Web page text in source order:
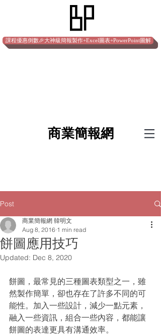
課程優惠倒數🎉大神級簡報製作+Excel圖表+PowerPoint圖解
​商業簡報網
Post
餅圖應用技巧
商業簡報網 韓明文
Aug 8, 2016 1 min read
Updated: Dec 8, 2020
餅圖，最常見的三種圖表類型之一，雖
然製作簡單，卻也存在了許多不同的可
能性。加入一些設計，減少一點元素，
融入一些資訊，組合一些內容，都能讓
餅圖的表達更具有溝通效率。